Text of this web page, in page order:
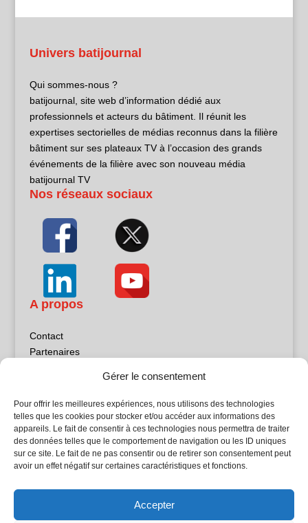
Gérer le consentement
Pour offrir les meilleures expériences, nous utilisons des technologies
telles que les cookies pour stocker et/ou accéder aux informations des
appareils. Le fait de consentir à ces technologies nous permettra de traiter
des données telles que le comportement de navigation ou les ID uniques
sur ce site. Le fait de ne pas consentir ou de retirer son consentement peut
avoir un effet négatif sur certaines caractéristiques et fonctions.
Accepter
Univers batijournal
Qui sommes-nous ?
batijournal, site web d’information dédié aux
professionnels et acteurs du bâtiment. Il réunit les
expertises sectorielles de médias reconnus dans la filière
bâtiment sur ses plateaux TV à l’occasion des grands
événements de la filière avec son nouveau média
batijournal TV
Nos réseaux sociaux
A propos
Contact
Partenaires
Politique de confidentialité
Sites partenaires
5Façades
Atrium Patrimoine
L'Atelier Bois